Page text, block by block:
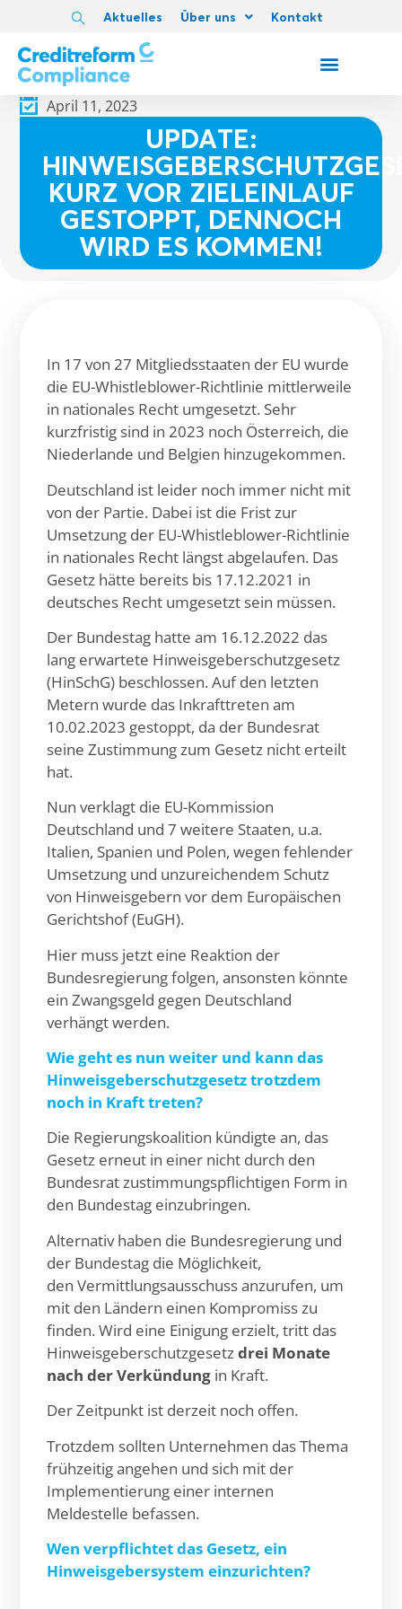
Aktuelles Über uns Kontakt
April 11, 2023
UPDATE:
KURZ VOR ZIELEINLAUF
GESTOPPT, DENNOCH
WIRD ES KOMMEN!
In 17 von 27 Mitgliedsstaaten der EU wurde
die EU-Whistleblower-Richtlinie mittlerweile
in nationales Recht umgesetzt. Sehr
kurzfristig sind in 2023 noch Österreich, die
Niederlande und Belgien hinzugekommen.
Deutschland ist leider noch immer nicht mit
von der Partie. Dabei ist die Frist zur
Umsetzung der EU-Whistleblower-Richtlinie
in nationales Recht längst abgelaufen. Das
Gesetz hätte bereits bis 17.12.2021 in
deutsches Recht umgesetzt sein müssen.
Der Bundestag hatte am 16.12.2022 das
lang erwartete Hinweisgeberschutzgesetz
(HinSchG) beschlossen. Auf den letzten
Metern wurde das Inkrafttreten am
10.02.2023 gestoppt, da der Bundesrat
seine Zustimmung zum Gesetz nicht erteilt
hat.
Nun verklagt die EU-Kommission
Deutschland und 7 weitere Staaten, u.a.
Italien, Spanien und Polen, wegen fehlender
Umsetzung und unzureichendem Schutz
von Hinweisgebern vor dem Europäischen
Gerichtshof (EuGH).
Hier muss jetzt eine Reaktion der
Bundesregierung folgen, ansonsten könnte
ein Zwangsgeld gegen Deutschland
verhängt werden.
Wie geht es nun weiter und kann das
Hinweisgeberschutzgesetz trotzdem
noch in Kraft treten?
Die Regierungskoalition kündigte an, das
Gesetz erneut in einer nicht durch den
Bundesrat zustimmungspflichtigen Form in
den Bundestag einzubringen.
Alternativ haben die Bundesregierung und
der Bundestag die Möglichkeit,
den Vermittlungsausschuss anzurufen, um
mit den Ländern einen Kompromiss zu
finden. Wird eine Einigung erzielt, tritt das
Hinweisgeberschutzgesetzdrei Monate
nach der Verkündung in Kraft.
Der Zeitpunkt ist derzeit noch offen.
Trotzdem sollten Unternehmen das Thema
frühzeitig angehen und sich mit der
Implementierung einer internen
Meldestelle befassen.
Wen verpflichtet das Gesetz, ein
Hinweisgebersystem einzurichten?